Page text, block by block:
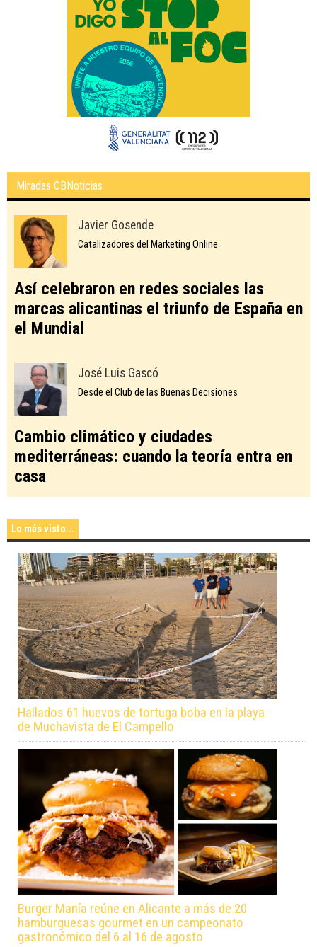
Miradas CBNoticias
Javier Gosende
Catalizadores del Marketing Online
Así celebraron en redes sociales las
marcas alicantinas el triunfo de España en
el Mundial
José Luis Gascó
Desde el Club de las Buenas Decisiones
Cambio climático y ciudades
mediterráneas: cuando la teoría entra en
casa
Lo más visto...
Hallados 61 huevos de tortuga boba en la playa
de Muchavista de El Campello
Burger Manía reúne en Alicante a más de 20
hamburguesas gourmet en un campeonato
gastronómico del 6 al 16 de agosto